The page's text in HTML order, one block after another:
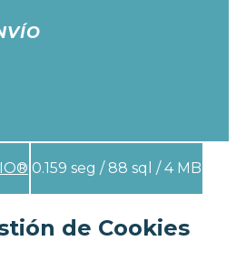
0.159 seg / 88 sql / 4 MB
de Cookies